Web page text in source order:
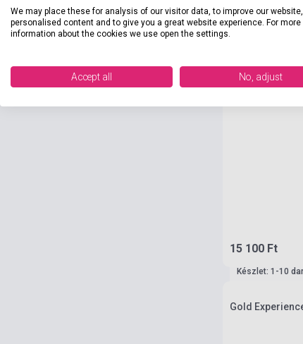
15 100 Ft
Készlet: 1-10
Gold
We may place these for analysis of our visitor data, to improve our
personalised content and to give you a great website experience. For more
information about the cookies we use open the settings.
Accept all No, adjust